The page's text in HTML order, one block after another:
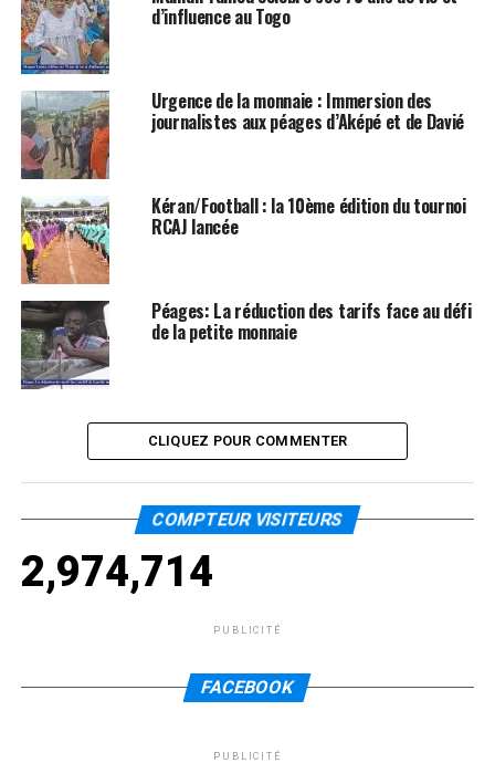
d’influence au Togo
Urgence de la monnaie : Immersion des
journalistes aux péages d’Aképé et de Davié
Kéran/Football : la 10ème édition du tournoi
RCAJ lancée
Péages: La réduction des tarifs face au défi
de la petite monnaie
CLIQUEZ POUR COMMENTER
COMPTEUR VISITEURS
2,974,714
PUBLICITÉ
FACEBOOK
PUBLICITÉ